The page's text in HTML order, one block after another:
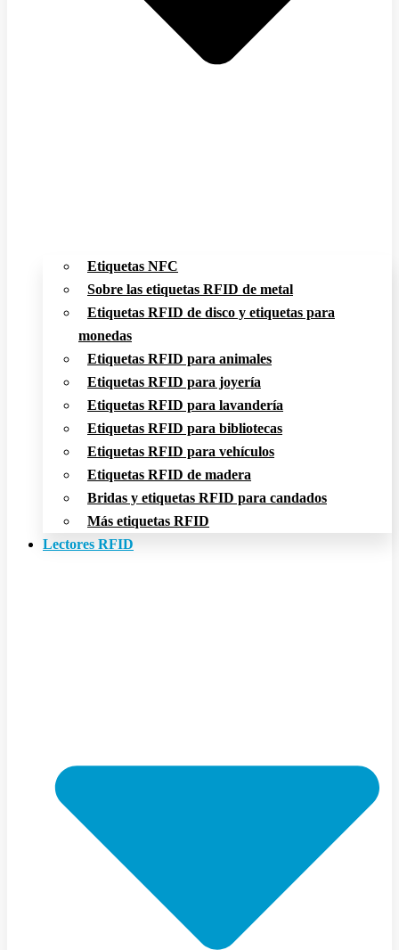
Etiquetas NFC
Sobre las etiquetas RFID de metal
Etiquetas RFID de disco y etiquetas para
monedas
Etiquetas RFID para animales
Etiquetas RFID para joyería
Etiquetas RFID para lavandería
Etiquetas RFID para bibliotecas
Etiquetas RFID para vehículos
Etiquetas RFID de madera
Bridas y etiquetas RFID para candados
Más etiquetas RFID
Lectores RFID